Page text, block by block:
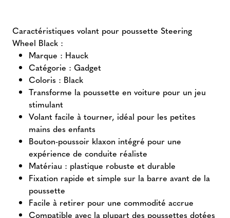
Caractéristiques volant pour poussette Steering
Wheel Black :
Marque : Hauck
Catégorie : Gadget
Coloris : Black
Transforme la poussette en voiture pour un jeu
stimulant
Volant facile à tourner, idéal pour les petites
mains des enfants
Bouton-poussoir klaxon intégré pour une
expérience de conduite réaliste
Matériau : plastique robuste et durable
Fixation rapide et simple sur la barre avant de la
poussette
Facile à retirer pour une commodité accrue
Compatible avec la plupart des poussettes dotées